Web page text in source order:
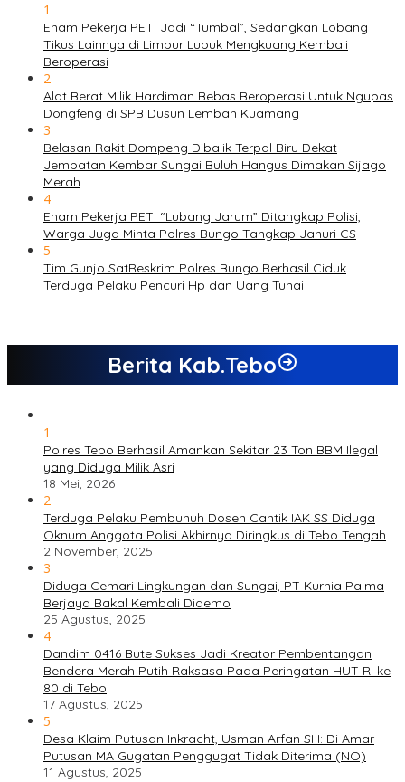
1
Enam Pekerja PETI Jadi “Tumbal”, Sedangkan Lobang
Tikus Lainnya di Limbur Lubuk Mengkuang Kembali
Beroperasi
2
Alat Berat Milik Hardiman Bebas Beroperasi Untuk Ngupas
Dongfeng di SPB Dusun Lembah Kuamang
3
Belasan Rakit Dompeng Dibalik Terpal Biru Dekat
Jembatan Kembar Sungai Buluh Hangus Dimakan Sijago
Merah
4
Enam Pekerja PETI “Lubang Jarum” Ditangkap Polisi,
Warga Juga Minta Polres Bungo Tangkap Januri CS
5
Tim Gunjo SatReskrim Polres Bungo Berhasil Ciduk
Terduga Pelaku Pencuri Hp dan Uang Tunai
Berita Kab.Tebo
1
Polres Tebo Berhasil Amankan Sekitar 23 Ton BBM Ilegal
yang Diduga Milik Asri
18 Mei, 2026
2
Terduga Pelaku Pembunuh Dosen Cantik IAK SS Diduga
Oknum Anggota Polisi Akhirnya Diringkus di Tebo Tengah
2 November, 2025
3
Diduga Cemari Lingkungan dan Sungai, PT Kurnia Palma
Berjaya Bakal Kembali Didemo
25 Agustus, 2025
4
Dandim 0416 Bute Sukses Jadi Kreator Pembentangan
Bendera Merah Putih Raksasa Pada Peringatan HUT RI ke
80 di Tebo
17 Agustus, 2025
5
Desa Klaim Putusan Inkracht, Usman Arfan SH: Di Amar
Putusan MA Gugatan Penggugat Tidak Diterima (NO)
11 Agustus, 2025